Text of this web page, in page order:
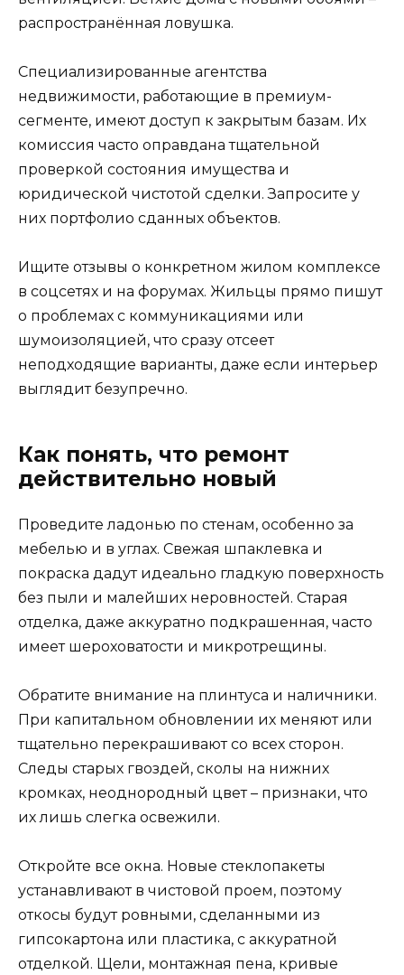
распространённая ловушка.
Специализированные агентства
недвижимости, работающие в премиум-
сегменте, имеют доступ к закрытым базам. Их
комиссия часто оправдана тщательной
проверкой состояния имущества и
юридической чистотой сделки. Запросите у
них портфолио сданных объектов.
Ищите отзывы о конкретном жилом комплексе
в соцсетях и на форумах. Жильцы прямо пишут
о проблемах с коммуникациями или
шумоизоляцией, что сразу отсеет
неподходящие варианты, даже если интерьер
выглядит безупречно.
Как понять, что ремонт
действительно новый
Проведите ладонью по стенам, особенно за
мебелью и в углах. Свежая шпаклевка и
покраска дадут идеально гладкую поверхность
без пыли и малейших неровностей. Старая
отделка, даже аккуратно подкрашенная, часто
имеет шероховатости и микротрещины.
Обратите внимание на плинтуса и наличники.
При капитальном обновлении их меняют или
тщательно перекрашивают со всех сторон.
Следы старых гвоздей, сколы на нижних
кромках, неоднородный цвет – признаки, что
их лишь слегка освежили.
Откройте все окна. Новые стеклопакеты
устанавливают в чистовой проем, поэтому
откосы будут ровными, сделанными из
гипсокартона или пластика, с аккуратной
отделкой. Щели, монтажная пена, кривые